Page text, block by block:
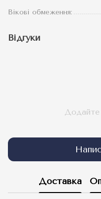
Вікові обмеження:
Відгуки
Додайте
Доставка